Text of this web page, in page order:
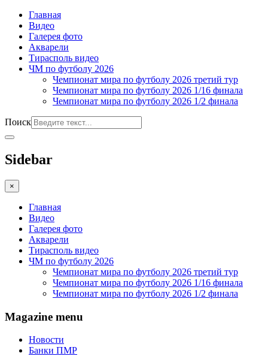
Главная
Видео
Галерея фото
Акварели
Тирасполь видео
ЧМ по футболу 2026
Чемпионат мира по футболу 2026 третий тур
Чемпионат мира по футболу 2026 1/16 финала
Чемпионат мира по футболу 2026 1/2 финала
Поиск
Sidebar
×
Главная
Видео
Галерея фото
Акварели
Тирасполь видео
ЧМ по футболу 2026
Чемпионат мира по футболу 2026 третий тур
Чемпионат мира по футболу 2026 1/16 финала
Чемпионат мира по футболу 2026 1/2 финала
Magazine menu
Новости
Банки ПМР